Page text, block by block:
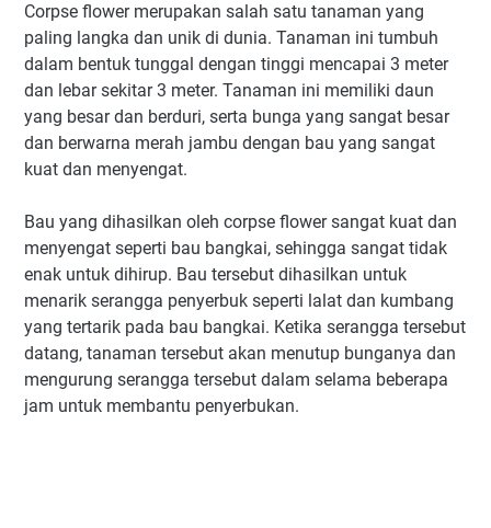
Corpse flower merupakan salah satu tanaman yang
paling langka dan unik di dunia. Tanaman ini tumbuh
dalam bentuk tunggal dengan tinggi mencapai 3 meter
dan lebar sekitar 3 meter. Tanaman ini memiliki daun
yang besar dan berduri, serta bunga yang sangat besar
dan berwarna merah jambu dengan bau yang sangat
kuat dan menyengat.
Bau yang dihasilkan oleh corpse flower sangat kuat dan
menyengat seperti bau bangkai, sehingga sangat tidak
enak untuk dihirup. Bau tersebut dihasilkan untuk
menarik serangga penyerbuk seperti lalat dan kumbang
yang tertarik pada bau bangkai. Ketika serangga tersebut
datang, tanaman tersebut akan menutup bunganya dan
mengurung serangga tersebut dalam selama beberapa
jam untuk membantu penyerbukan.